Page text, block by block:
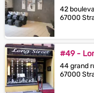
42
67000
#49 -
44 grand
67000